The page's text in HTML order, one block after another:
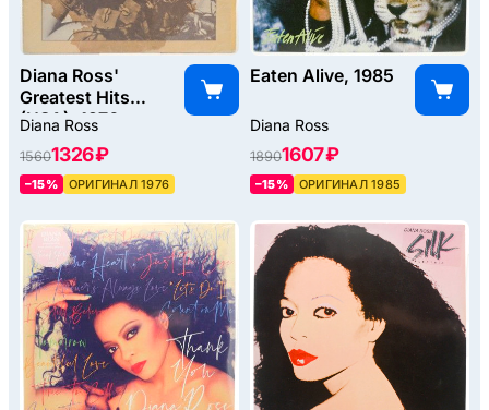
Diana Ross'
Greatest Hits
(USA), 1976
Diana Ross
15601326 ₽
–15% ОРИГИНАЛ 1976
Eaten Alive, 1985
Diana Ross
18901607 ₽
–15% ОРИГИНАЛ 1985